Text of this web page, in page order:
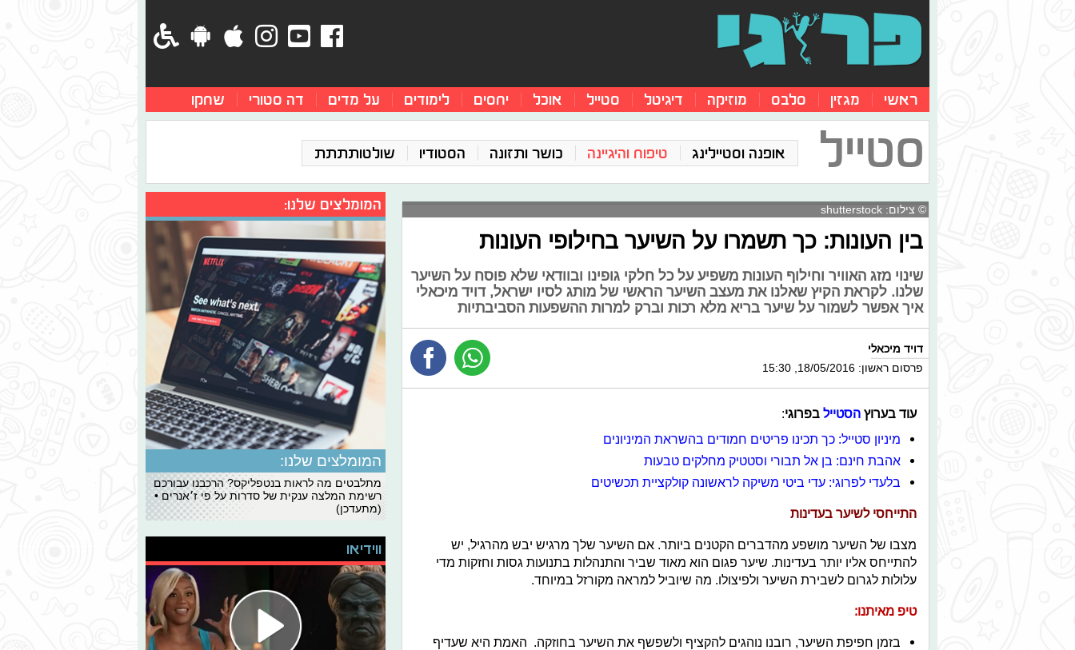
ראשי מגזין סלבס מוזיקה דיגיטל סטייל אוכל יחסים לימודים על מדים דה סטורי שחקו
סטייל אופנה וסטיילינג טיפוח והיגיינה כושר ותזונה הסטודיו שולטותתתת
© צילום: shutterstock
בין העונות: כך תשמרו על השיער בחילופי העונות
שינוי מזג האוויר וחילוף העונות משפיע על כל חלקי גופינו ובוודאי שלא פוסח על השיער
שלנו. לקראת הקיץ שאלנו את מעצב השיער הראשי של מותג לסיו ישראל, דויד מיכאלי
איך אפשר לשמור על שיער בריא מלא רכות וברק למרות ההשפעות הסביבתיות
דויד מיכאלי
פרסום ראשון: 18/05/2016, 15:30
עוד בערוץ הסטייל בפרוגי:
מיניון סטייל: כך תכינו פריטים חמודים בהשראת המיניונים
אהבת חינם: בן אל תבורי וסטטיק מחלקים טבעות
בלעדי לפרוגי: עדי ביטי משיקה לראשונה קולקציית תכשיטים
התייחסי לשיער בעדינות
מצבו של השיער מושפע מהדברים הקטנים ביותר. אם השיער שלך מרגיש יבש מהרגיל, יש
להתייחס אליו יותר בעדינות. שיער פגום הוא מאוד שביר והתנהלות בתנועות גסות וחזקות מדי
עלולות לגרום לשבירת השיער ולפיצולו. מה שיוביל למראה מקורזל במיוחד.
טיפ מאיתנו:
בזמן חפיפת השיער, רובנו נוהגים להקציף ולשפשף את השיער בחוזקה. האמת היא שעדיף
המומלצים שלנו:
המומלצים שלנו:
מתלבטים מה לראות בנטפליקס? הרכבנו עבורכם
רשימת המלצה ענקית של סדרות על פי ז׳אנרים •
(מתעדכן)
ווידיאו